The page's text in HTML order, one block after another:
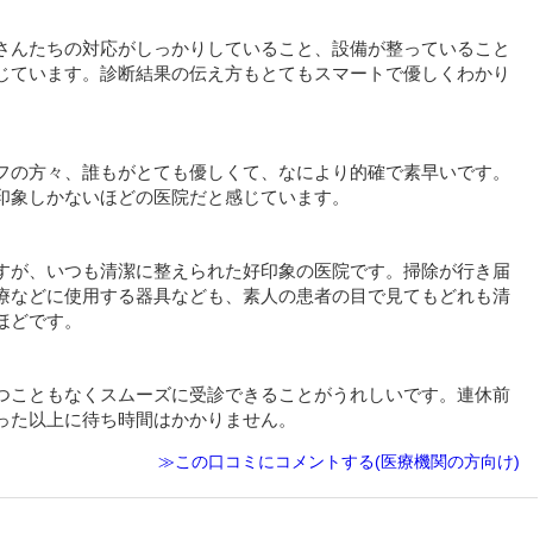
たちの対応がしっかりしていること、設備が整っていること
います。診断結果の伝え方もとてもスマートで優しくわかり
方々、誰もがとても優しくて、なにより的確で素早いです。
しかないほどの医院だと感じています。
が、いつも清潔に整えられた好印象の医院です。掃除が行き届
などに使用する器具なども、素人の患者の目で見てもどれも清
です。
ともなくスムーズに受診できることがうれしいです。連休前
以上に待ち時間はかかりません。
≫この口コミにコメントする(医療機関の方向け)